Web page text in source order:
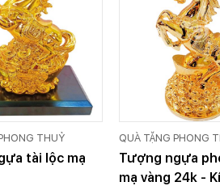
THUỶ
tài lộc mạ
QUÀ TẶNG PHONG
Tượng ngựa
mạ vàng 24k -